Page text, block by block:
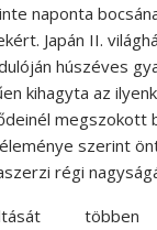
naponta
Japán II.
húszéves
kihagyta az
megszokott
szerint
régi
többen